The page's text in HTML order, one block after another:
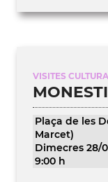
VISITES
Plaça de les
Marcet)
Dimecres 28/
9:00 h